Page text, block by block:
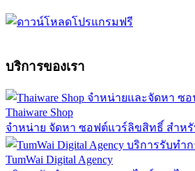
บริการของเรา
Thaiware Shop
จำหน่าย จัดหา ซอฟต์แวร์ลิขสิทธิ์ สำหรั
TumWai Digital Agency